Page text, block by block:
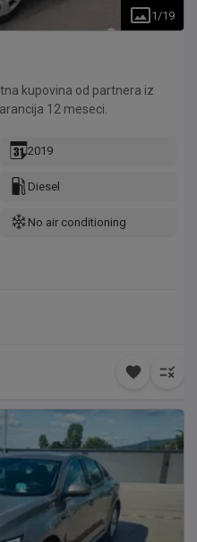
1 /19
kupovina od partnera iz
12 meseci.
2019
Diesel
No air conditioning